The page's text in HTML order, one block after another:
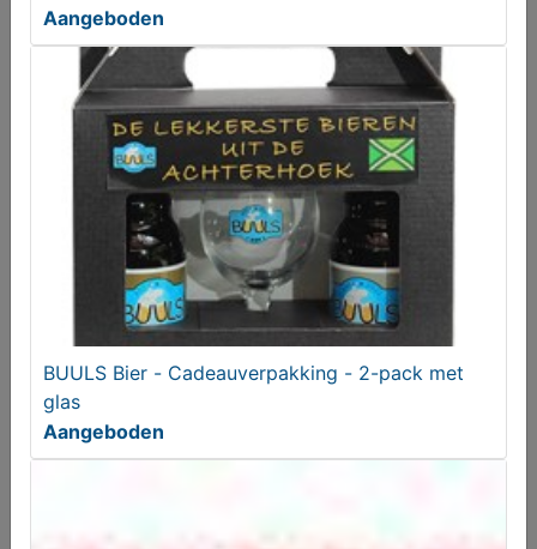
BUULS Bier - Cadeauverpakking Krek Wa'k Wol 75cl
Aangeboden
Aangeboden
BUULS Bier - Cadeauverpakking - 2-pack met
glas
Aangeboden